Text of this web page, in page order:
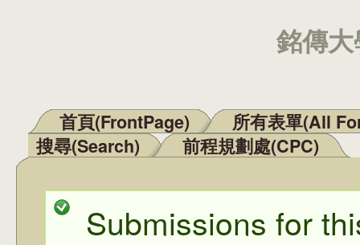
銘傳
Main menu
首頁(FrontPage)
所有表單(All
搜尋(Search)
前程規劃處(CPC)
Status message
Submissions for